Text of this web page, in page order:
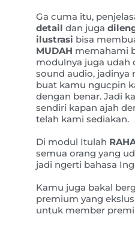
Ga cuma itu,
detail dan juga
ilustrasi bisa
MUDAH memahami
modulnya juga udah
sound audio, jadinya
buat kamu ngucpin
dengan benar. Jadi
sendiri kapan ajah
telah kami sediakan.
Di modul Itulah
semua orang yang
jadi ngerti bahasa
Kamu juga bakal
premium yang
untuk member